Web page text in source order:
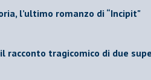
l’ultimo romanzo di “Incipit"
il racconto tragicomico di due